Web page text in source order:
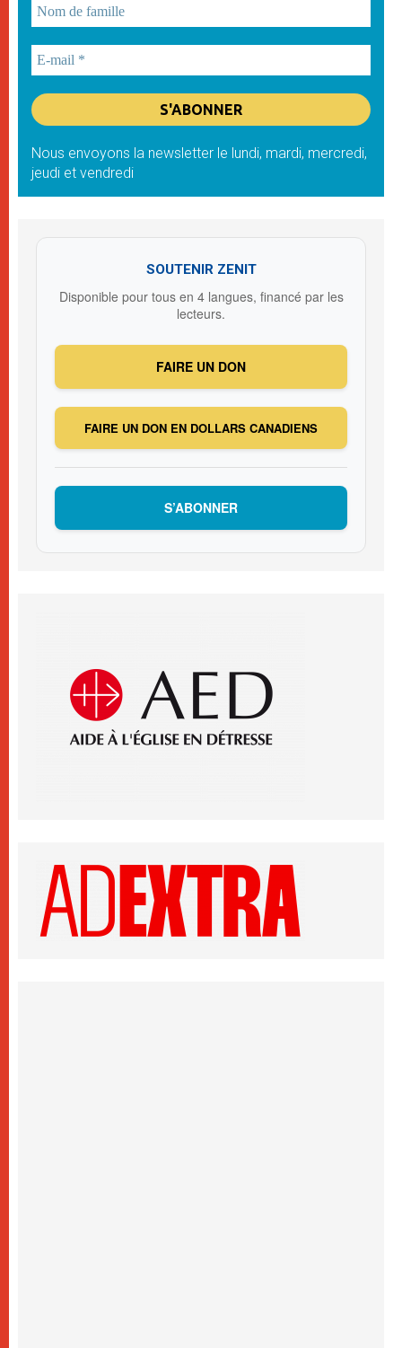
Nous envoyons la newsletter le lundi, mardi, mercredi,
jeudi et vendredi
SOUTENIR ZENIT
Disponible pour tous en 4 langues, financé par les
lecteurs.
FAIRE UN DON
FAIRE UN DON EN DOLLARS CANADIENS
S’ABONNER